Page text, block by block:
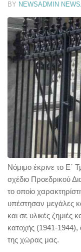
BY NEWSADMIN
Νόμιμο έκρινε το Ε΄
σχέδιο Προεδρικού
το οποίο
υπέστησαν μεγάλες
και σε υλικές
κατοχής (1941-1944),
της χώρας μας.